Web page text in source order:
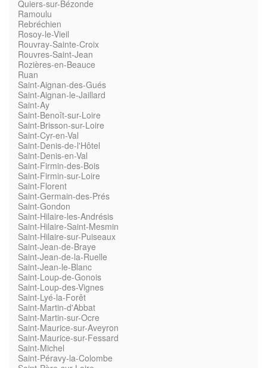
Quiers-sur-Bézonde
Ramoulu
Rebréchien
Rosoy-le-Vieil
Rouvray-Sainte-Croix
Rouvres-Saint-Jean
Rozières-en-Beauce
Ruan
Saint-Aignan-des-Gués
Saint-Aignan-le-Jaillard
Saint-Ay
Saint-Benoît-sur-Loire
Saint-Brisson-sur-Loire
Saint-Cyr-en-Val
Saint-Denis-de-l'Hôtel
Saint-Denis-en-Val
Saint-Firmin-des-Bois
Saint-Firmin-sur-Loire
Saint-Florent
Saint-Germain-des-Prés
Saint-Gondon
Saint-Hilaire-les-Andrésis
Saint-Hilaire-Saint-Mesmin
Saint-Hilaire-sur-Puiseaux
Saint-Jean-de-Braye
Saint-Jean-de-la-Ruelle
Saint-Jean-le-Blanc
Saint-Loup-de-Gonois
Saint-Loup-des-Vignes
Saint-Lyé-la-Forêt
Saint-Martin-d'Abbat
Saint-Martin-sur-Ocre
Saint-Maurice-sur-Aveyron
Saint-Maurice-sur-Fessard
Saint-Michel
Saint-Péravy-la-Colombe